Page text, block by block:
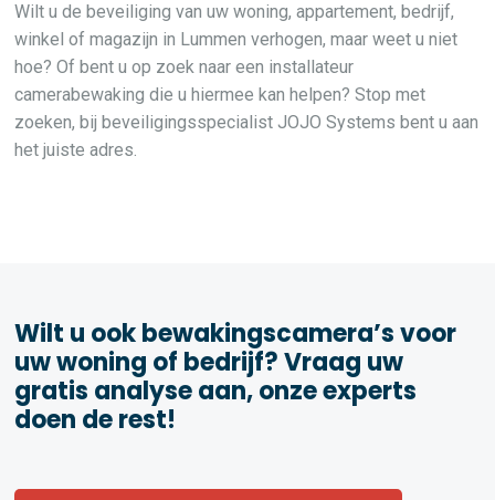
Wilt u de beveiliging van uw woning, appartement, bedrijf,
winkel of magazijn in Lummen verhogen, maar weet u niet
hoe? Of bent u op zoek naar een installateur
camerabewaking die u hiermee kan helpen? Stop met
zoeken, bij beveiligingsspecialist JOJO Systems bent u aan
het juiste adres.
Wilt u ook bewakingscamera’s voor
uw woning of bedrijf? Vraag uw
gratis analyse aan, onze experts
doen de rest!